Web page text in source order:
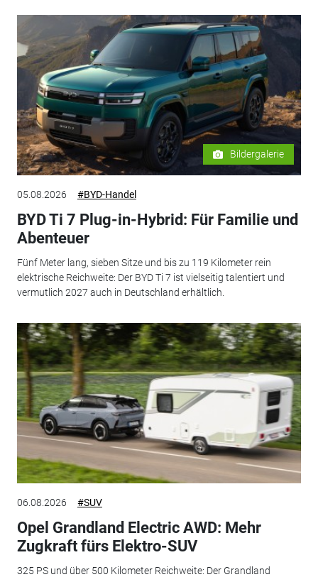
Bildergalerie
05.08.2026 #BYD-Handel
BYD Ti 7 Plug-in-Hybrid: Für Familie und
Abenteuer
Fünf Meter lang, sieben Sitze und bis zu 119 Kilometer rein
elektrische Reichweite: Der BYD Ti 7 ist vielseitig talentiert und
vermutlich 2027 auch in Deutschland erhältlich.
06.08.2026 #SUV
Opel Grandland Electric AWD: Mehr
Zugkraft fürs Elektro-SUV
325 PS und über 500 Kilometer Reichweite: Der Grandland